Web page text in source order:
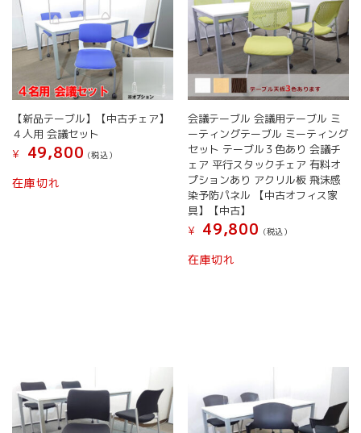
【新品テーブル】【中古チェア】
４人用 会議セット
¥
49,800 (税込）
在庫切れ
会議テーブル 会議用テーブル ミ
ーティングテーブル ミーティング
セット テーブル３色あり 会議チ
ェア 平行スタックチェア 有料オ
プションあり アクリル板 飛沫感
染予防パネル 【中古オフィス家
具】【中古】
¥
49,800 (税込）
在庫切れ